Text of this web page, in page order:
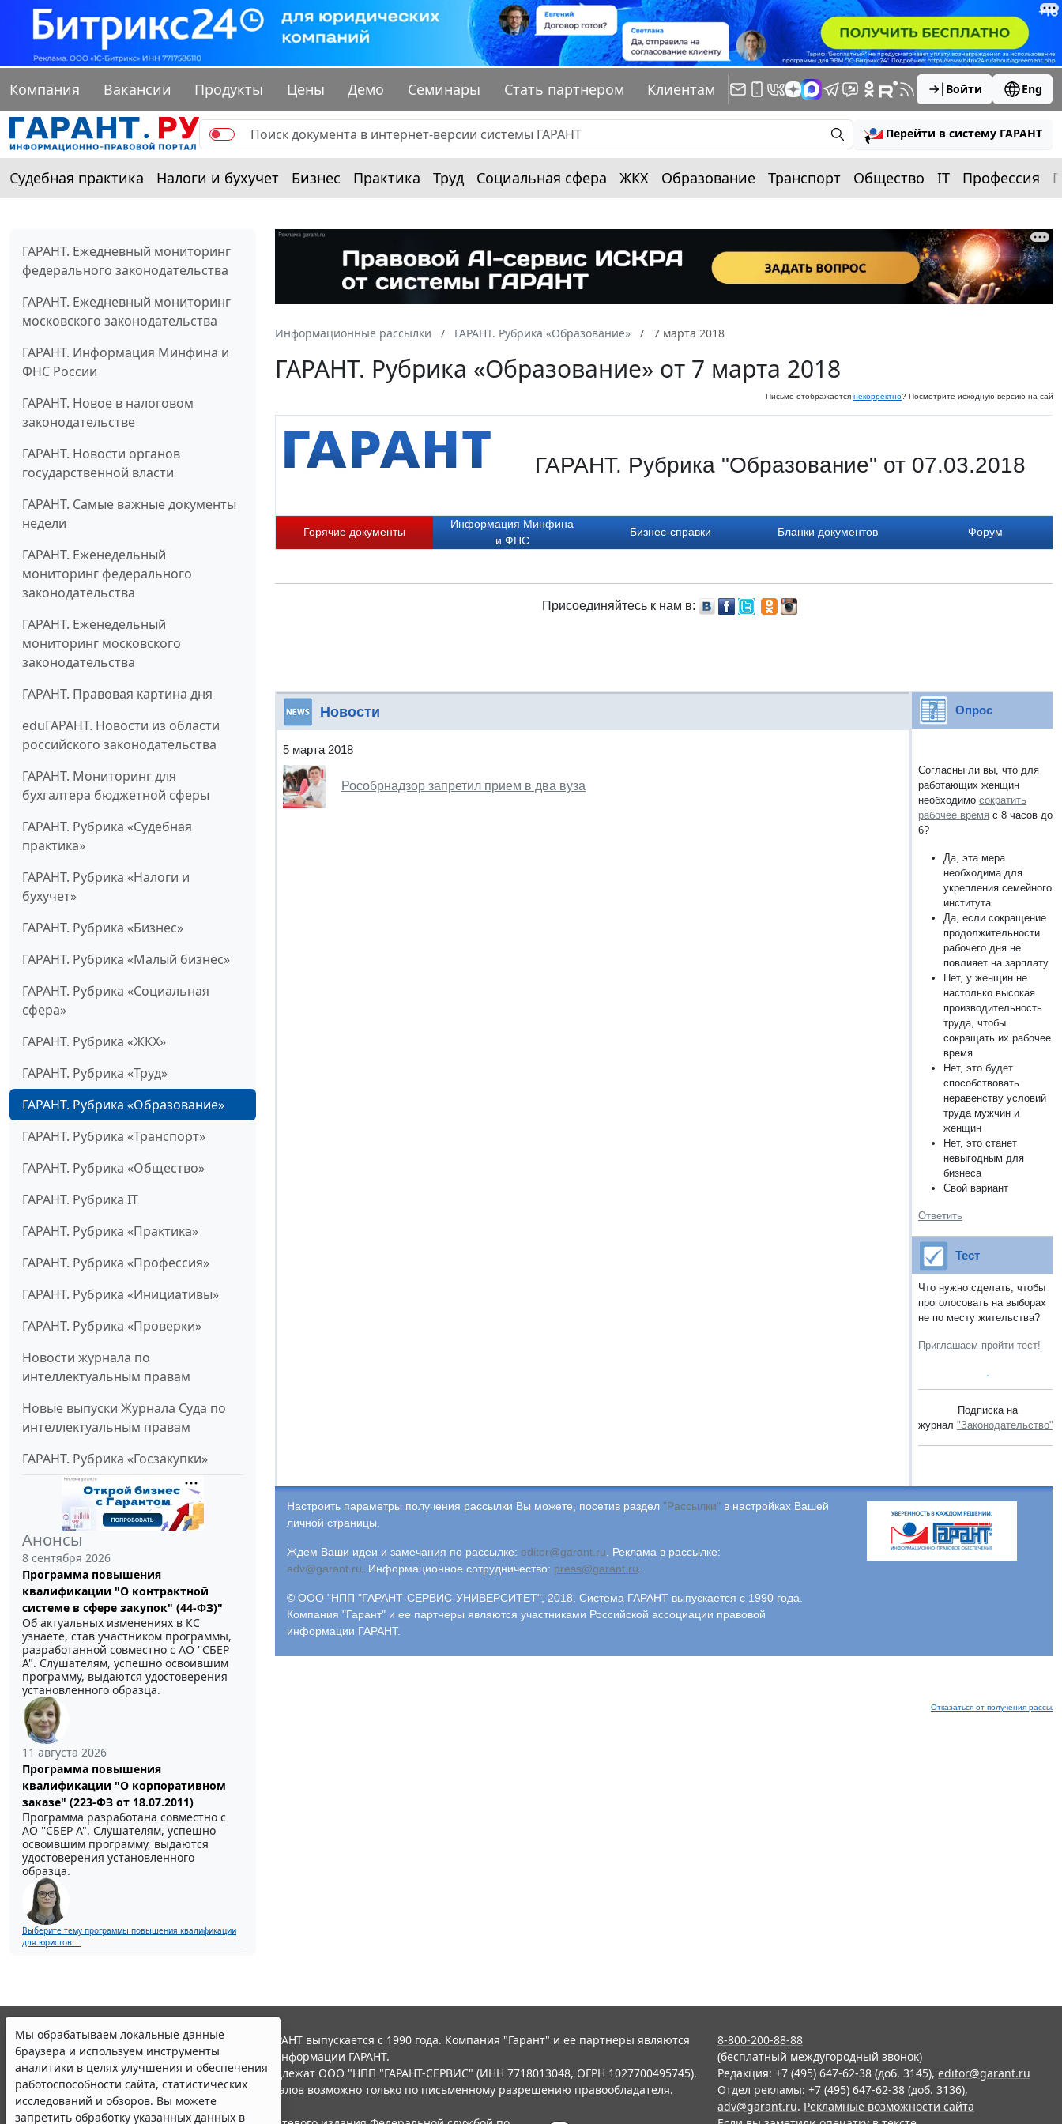
Компания Вакансии Продукты Цены Демо Семинары Стать партнером Клиентам Войти Eng
Перейти в систему ГАРАНТ
Судебная практика Налоги и бухучет Бизнес Практика Труд Социальная сфера ЖКХ Образование Транспорт Общество IT Профессия
ГАРАНТ. Ежедневный мониторинг
федерального законодательства
ГАРАНТ. Ежедневный мониторинг
московского законодательства
ГАРАНТ. Информация Минфина и
ФНС России
ГАРАНТ. Новое в налоговом
законодательстве
ГАРАНТ. Новости органов
государственной власти
ГАРАНТ. Самые важные документы
недели
ГАРАНТ. Еженедельный
мониторинг федерального
законодательства
ГАРАНТ. Еженедельный
мониторинг московского
законодательства
ГАРАНТ. Правовая картина дня
eduГАРАНТ. Новости из области
российского законодательства
ГАРАНТ. Мониторинг для
бухгалтера бюджетной сферы
ГАРАНТ. Рубрика «Судебная
практика»
ГАРАНТ. Рубрика «Налоги и
бухучет»
ГАРАНТ. Рубрика «Бизнес»
ГАРАНТ. Рубрика «Малый бизнес»
ГАРАНТ. Рубрика «Социальная
сфера»
ГАРАНТ. Рубрика «ЖКХ»
ГАРАНТ. Рубрика «Труд»
ГАРАНТ. Рубрика «Образование»
ГАРАНТ. Рубрика «Транспорт»
ГАРАНТ. Рубрика «Общество»
ГАРАНТ. Рубрика IT
ГАРАНТ. Рубрика «Практика»
ГАРАНТ. Рубрика «Профессия»
ГАРАНТ. Рубрика «Инициативы»
ГАРАНТ. Рубрика «Проверки»
Новости журнала по
интеллектуальным правам
Новые выпуски Журнала Суда по
интеллектуальным правам
ГАРАНТ. Рубрика «Госзакупки»
Анонсы
8 сентября 2026
Программа повышения
квалификации "О контрактной
системе в сфере закупок" (44-ФЗ)"
Об актуальных изменениях в КС
узнаете, став участником программы,
разработанной совместно с АО ''СБЕР
А". Слушателям, успешно освоившим
программу, выдаются удостоверения
установленного образца.
11 августа 2026
Программа повышения
квалификации "О корпоративном
заказе" (223-ФЗ от 18.07.2011)
Программа разработана совместно с
АО ''СБЕР А". Слушателям, успешно
освоившим программу, выдаются
удостоверения установленного
образца.
Выберите тему программы повышения квалификации
для юристов ...
Информационные рассылки ГАРАНТ. Рубрика «Образование» 7 марта 2018
ГАРАНТ. Рубрика «Образование» от 7 марта 2018
Письмо отображается некорректно? Посмотрите исходную версию на
ГАРАНТ. Рубрика "Образование" от 07.03.2018
Горячие документы
Информация Минфина
и ФНС
Бизнес-справки Бланки документов Форум
Присоединяйтесь к нам в:
Новости
5 марта 2018
Рособрнадзор запретил прием в два вуза
Опрос
Согласны ли вы, что для
работающих женщин
необходимо сократить
рабочее время с 8 часов до
6?
Да, эта мера
необходима для
укрепления семейного
института
Да, если сокращение
продолжительности
рабочего дня не
повлияет на зарплату
Нет, у женщин не
настолько высокая
производительность
труда, чтобы
сокращать их рабочее
время
Нет, это будет
способствовать
неравенству условий
труда мужчин и
женщин
Нет, это станет
невыгодным для
бизнеса
Свой вариант
Ответить
Тест
Что нужно сделать, чтобы
проголосовать на выборах
не по месту жительства?
Приглашаем пройти тест!
Подписка на
журнал "Законодательство"
Настроить параметры получения рассылки Вы можете, посетив раздел "Рассылки" в настройках Вашей
личной страницы.
Ждем Ваши идеи и замечания по рассылке: editor@garant.ru
Реклама в рассылке:
adv@garant.ru
Информационное сотрудничество: press@garant.ru
© ООО "НПП "ГАРАНТ-СЕРВИС-УНИВЕРСИТЕТ", 2018. Система ГАРАНТ выпускается с 1990 года.
Компания "Гарант" и ее партнеры являются участниками Российской ассоциации правовой
информации ГАРАНТ.
Отказаться от получения
Мы обрабатываем локальные данные
браузера и используем инструменты
аналитики в целях улучшения и обеспечения
работоспособности сайта, статистических
исследований и обзоров. Вы можете
запретить обработку указанных данных в
© ООО "НПП "ГАРАНТ-СЕРВИС", 2026. Система ГАРАНТ выпускается с 1990 года. Компания "Гарант" и ее партнеры являются
участниками Российской ассоциации правовой информации ГАРАНТ.
Все права на материалы сайта ГАРАНТ.РУ принадлежат ООО "НПП "ГАРАНТ-СЕРВИС" (ИНН 7718013048, ОГРН 1027700495745).
Полное или частичное воспроизведение материалов возможно только по письменному разрешению правообладателя.
Правила использования портала.
8-800-200-88-88
(бесплатный междугородный звонок)
Редакция: +7 (495) 647-62-38 (доб. 3145), editor@garant.ru
Отдел рекламы: +7 (495) 647-62-38 (доб. 3136),
adv@garant.ru. Рекламные возможности сайта